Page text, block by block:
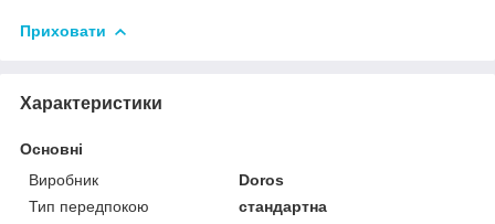
Приховати
Характеристики
Основні
Виробник
Doros
Тип передпокою
стандартна